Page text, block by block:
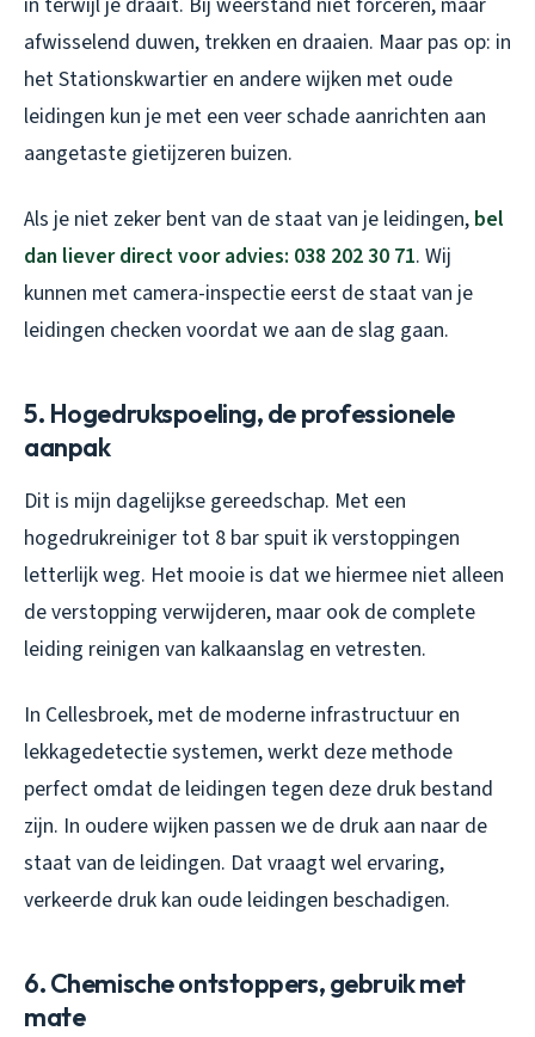
afwisselend duwen, trekken en draaien. Maar pas op: in
het Stationskwartier en andere wijken met oude
leidingen kun je met een veer schade aanrichten aan
aangetaste gietijzeren buizen.
Als je niet zeker bent van de staat van je leidingen, bel
dan liever direct voor advies: 038 202 30 71. Wij
kunnen met camera-inspectie eerst de staat van je
leidingen checken voordat we aan de slag gaan.
5. Hogedrukspoeling, de professionele
aanpak
Dit is mijn dagelijkse gereedschap. Met een
hogedrukreiniger tot 8 bar spuit ik verstoppingen
letterlijk weg. Het mooie is dat we hiermee niet alleen
de verstopping verwijderen, maar ook de complete
leiding reinigen van kalkaanslag en vetresten.
In Cellesbroek, met de moderne infrastructuur en
lekkagedetectie systemen, werkt deze methode
perfect omdat de leidingen tegen deze druk bestand
zijn. In oudere wijken passen we de druk aan naar de
staat van de leidingen. Dat vraagt wel ervaring,
verkeerde druk kan oude leidingen beschadigen.
6. Chemische ontstoppers, gebruik met
mate